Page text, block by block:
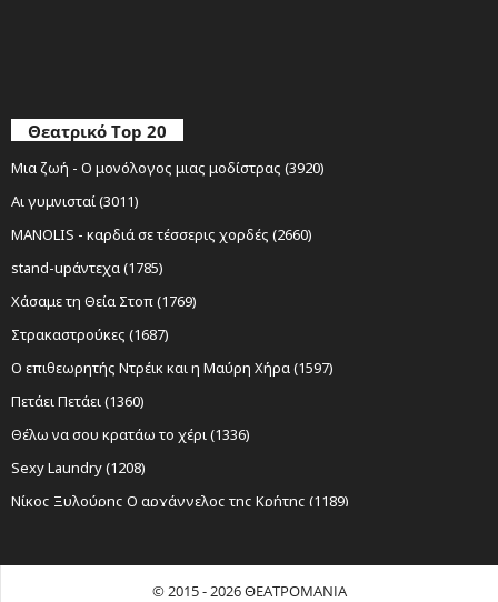
Θεατρικό Top 20
Μια ζωή - Ο μονόλογος μιας μοδίστρας (3920)
Αι γυμνισταί (3011)
MANOLIS - καρδιά σε τέσσερις χορδές (2660)
stand-upάντεχα (1785)
Χάσαμε τη Θεία Στοπ (1769)
Στρακαστρούκες (1687)
Ο επιθεωρητής Ντρέικ και η Μαύρη Χήρα (1597)
Πετάει Πετάει (1360)
Θέλω να σου κρατάω το χέρι (1336)
Sexy Laundry (1208)
Νίκος Ξυλούρης Ο αρχάγγελος της Κρήτης (1189)
Όχι Άλλο Κάρβουνο (1069)
© 2015 - 2026 ΘΕΑΤΡΟΜΑΝΙΑ